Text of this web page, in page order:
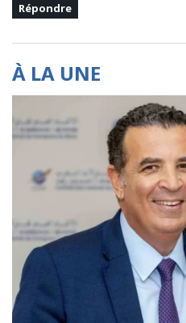
Répondre
À LA UNE